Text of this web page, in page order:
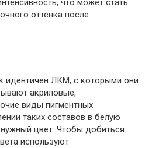
что может стать
оттенка после
идентичен ЛКМ, с которыми они
акриловые,
виды пигментных
таких составов в белую
цвет. Чтобы добиться
используют